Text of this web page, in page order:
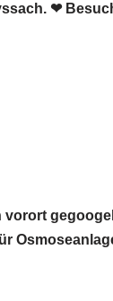
❤
vorort